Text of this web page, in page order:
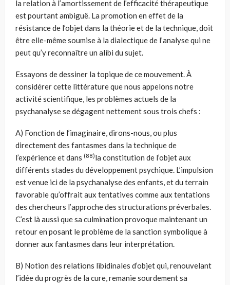
la relation à l’amortissement de l’efficacité thérapeutique
est pourtant ambiguë. La promotion en effet de la
résistance de l’objet dans la théorie et de la technique, doit
être elle-même soumise à la dialectique de l’analyse qui ne
peut qu’y reconnaître un alibi du sujet.
Essayons de dessiner la topique de ce mouvement. À
considérer cette littérature que nous appelons notre
activité scientifique, les problèmes actuels de la
psychanalyse se dégagent nettement sous trois chefs :
A) Fonction de l’imaginaire, dirons-nous, ou plus
directement des fantasmes dans la technique de
l’expérience et dans (88)la constitution de l’objet aux
différents stades du développement psychique. L’impulsion
est venue ici de la psychanalyse des enfants, et du terrain
favorable qu’offrait aux tentatives comme aux tentations
des chercheurs l’approche des structurations préverbales.
C’est là aussi que sa culmination provoque maintenant un
retour en posant le problème de la sanction symbolique à
donner aux fantasmes dans leur interprétation.
B) Notion des relations libidinales d’objet qui, renouvelant
l’idée du progrès de la cure, remanie sourdement sa